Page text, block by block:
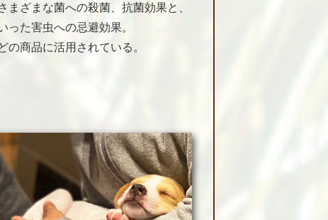
まざまな菌への殺菌、抗菌効果と、
った害虫への忌避効果。
の商品に活用されている。